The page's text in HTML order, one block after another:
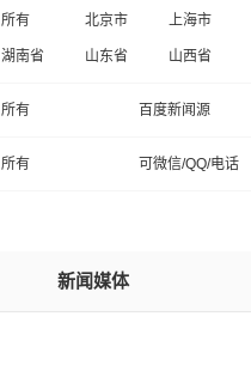
所有 北京市 上海市
湖南省 山东省 山西省
所有 百度新闻源
所有 可微信/QQ/电话
新闻媒体